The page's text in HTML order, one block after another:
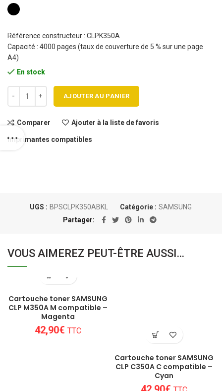
Référence constructeur : CLPK350A
Capacité : 4000 pages (taux de couverture de 5 % sur une page
A4)
En stock
AJOUTER AU PANIER
Comparer Ajouter à la liste de favoris
Imprimantes compatibles
UGS : BPSCLPK350ABKL Catégorie : SAMSUNG
Partager
VOUS AIMEREZ PEUT-ÊTRE AUSSI…
Cartouche toner SAMSUNG
CLP M350A M compatible –
Magenta
42,90€ TTC
Cartouche toner SAMSUNG
CLP C350A C compatible –
Cyan